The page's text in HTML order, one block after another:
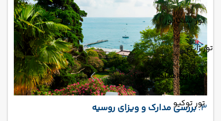
تور سنگاپور
تور ژاپن
تور ژاپن(مشاهده همه)
تور توکیو
3. بررسی مدارک و ویزای روسیه